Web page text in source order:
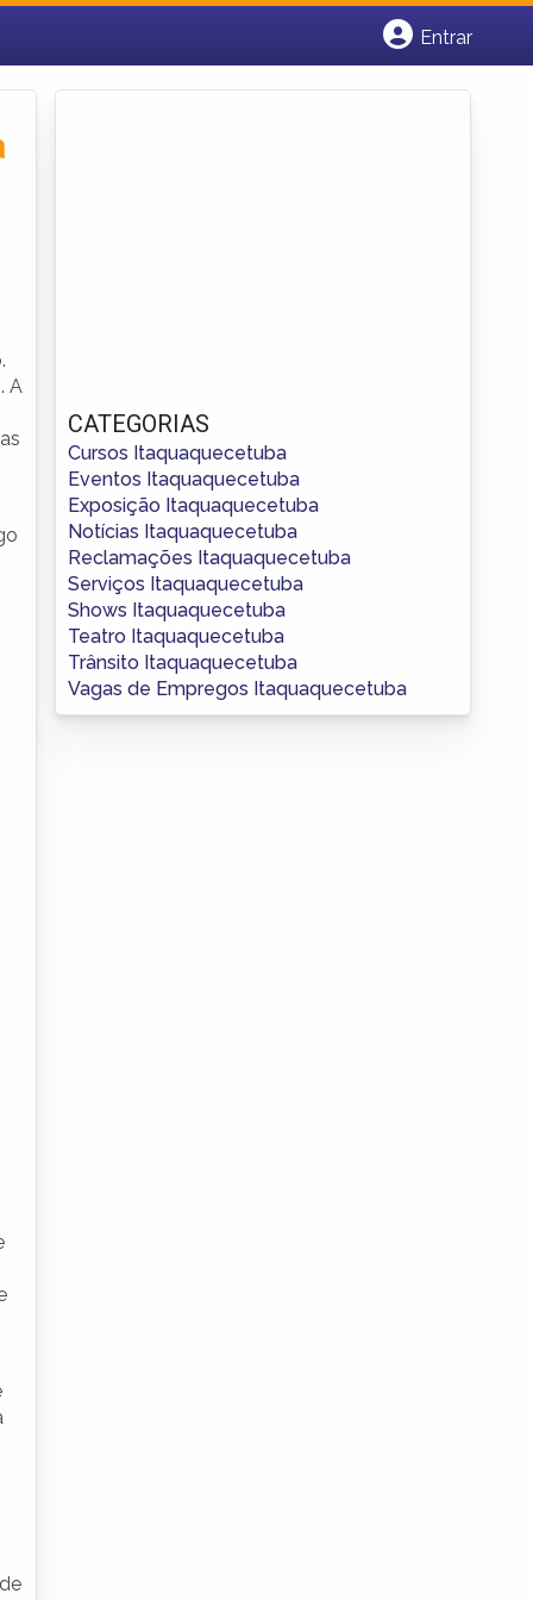
Entrar
A
CATEGORIAS
Cursos Itaquaquecetuba
Eventos Itaquaquecetuba
Exposição Itaquaquecetuba
Notícias Itaquaquecetuba
Reclamações Itaquaquecetuba
Serviços Itaquaquecetuba
Shows Itaquaquecetuba
Teatro Itaquaquecetuba
Trânsito Itaquaquecetuba
Vagas de Empregos Itaquaquecetuba